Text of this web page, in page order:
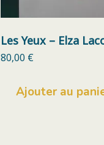
Les Yeux – Elza
80,00 €
Ajouter au